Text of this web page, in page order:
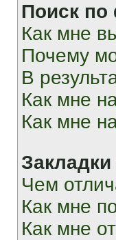
Поиск
Как мне
Почему
В
Как мне
Как мне
Чем
Как мне
Как мне